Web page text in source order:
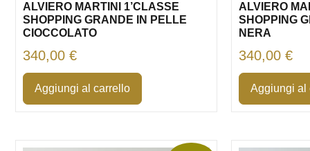
ALVIERO MARTINI 1’CLASSE
SHOPPING GRANDE IN PELLE
CIOCCOLATO
340,00€
Aggiungi al carrello
ALVIERO
SHOPPING
NERA
340,00€
Aggiungi al